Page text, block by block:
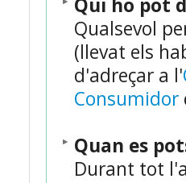
Qui ho pot
Qualsevol
(llevat els
d'adreçar a l'
Consumidor
Quan es
Durant tot